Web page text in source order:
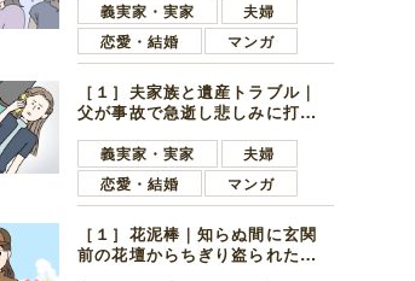
義実家・実家
夫婦
恋愛・結婚
マンガ
［１］夫家族と遺産トラブル｜
父が事故で急逝し悲しみに打ち
ます夫
義実家・実家
夫婦
恋愛・結婚
マンガ
［１］花泥棒｜知らぬ間に玄関
前の花壇からちぎり盗られたチ